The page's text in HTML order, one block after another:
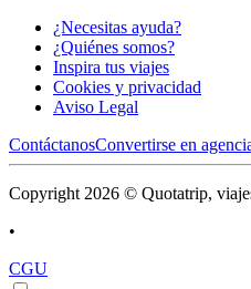
¿Necesitas ayuda?
¿Quiénes somos?
Inspira tus viajes
Cookies y privacidad
Aviso Legal
ContáctanosConvertirse en
Copyright 2026 © Quotatrip,
•
CGU